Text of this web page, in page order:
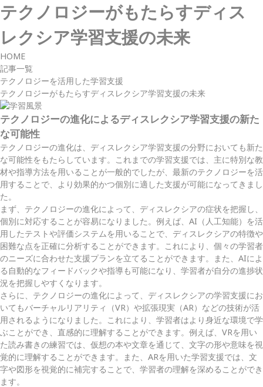
テクノロジーがもたらすディス
レクシア学習支援の未来
HOME
記事一覧
テクノロジーを活用した学習支援
テクノロジーがもたらすディスレクシア学習支援の未来
テクノロジーの進化によるディスレクシア学習支援の新た
な可能性
テクノロジーの進化は、ディスレクシア学習支援の分野においても新た
な可能性をもたらしています。これまでの学習支援では、主に特別な教
材や指導方法を用いることが一般的でしたが、最新のテクノロジーを活
用することで、より効果的かつ個別に適した支援が可能になってきまし
た。
まず、テクノロジーの進化によって、ディスレクシアの症状を把握し、
個別に対応することが容易になりました。例えば、AI（人工知能）を活
用したテストや評価システムを用いることで、ディスレクシアの特徴や
困難な点を正確に分析することができます。これにより、個々の学習者
のニーズに合わせた支援プランを立てることができます。また、AIによ
る自動的なフィードバックや指導も可能になり、学習者が自分の進捗状
況を把握しやすくなります。
さらに、テクノロジーの進化によって、ディスレクシアの学習支援にお
いてもバーチャルリアリティ（VR）や拡張現実（AR）などの技術が活
用されるようになりました。これにより、学習者はより身近な環境で学
ぶことができ、直感的に理解することができます。例えば、VRを用い
た読み書きの練習では、仮想の本や文章を通じて、文字の形や意味を視
覚的に理解することができます。また、ARを用いた学習支援では、文
字や図形を視覚的に補完することで、学習者の理解を深めることができ
ます。